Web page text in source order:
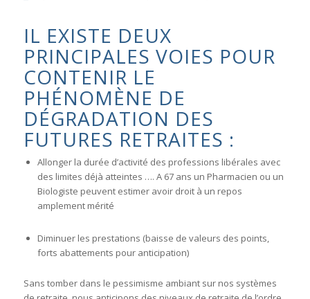
IL EXISTE DEUX
PRINCIPALES VOIES POUR
CONTENIR LE
PHÉNOMÈNE DE
DÉGRADATION DES
FUTURES RETRAITES :
Allonger la durée d’activité des professions libérales avec
des limites déjà atteintes …. A 67 ans un Pharmacien ou un
Biologiste peuvent estimer avoir droit à un repos
amplement mérité
Diminuer les prestations (baisse de valeurs des points,
forts abattements pour anticipation)
Sans tomber dans le pessimisme ambiant sur nos systèmes